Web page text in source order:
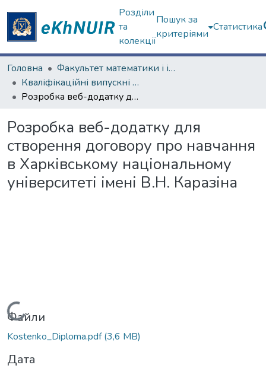
Розділи
та
колекції
Пошук за
критеріями
Статистика
Головна
Факультет математики і інформатики
Кваліфікаційні випускні роботи бакалаврів. Факультет математики і інформатики
Розробка веб-додатку для створення договору про навчання в Харківському національному університеті імені В.Н. Каразіна
Розробка веб-додатку для
створення договору про навчання
в Харківському національному
університеті імені В.Н. Каразіна
Вантажиться...
Файли
Kostenko_Diploma.pdf(3,6 MB)
Дата